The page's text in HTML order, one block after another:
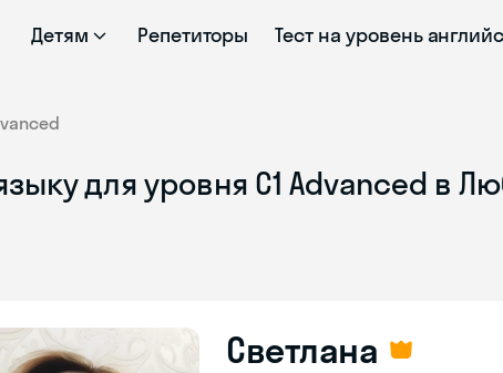
Детям Репетиторы Тест на уровень
для уровня C1 Advanced в
Светлана